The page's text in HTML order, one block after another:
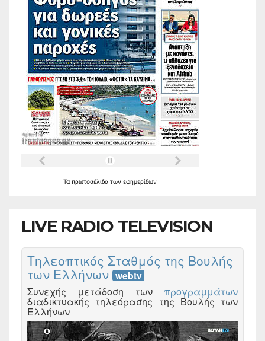
Τα πρωτοσέλιδα των εφημερίδων
LIVE RADIO TELEVISION